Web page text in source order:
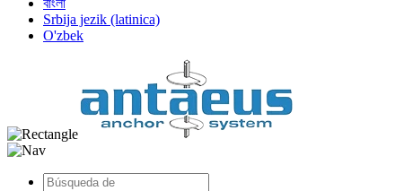
বাংলা
Srbija jezik (latinica)
O'zbek